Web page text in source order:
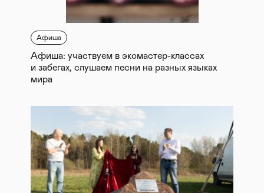
Афиша
Афиша: участвуем в экомастер-классах
и забегах, слушаем песни на разных языках
мира